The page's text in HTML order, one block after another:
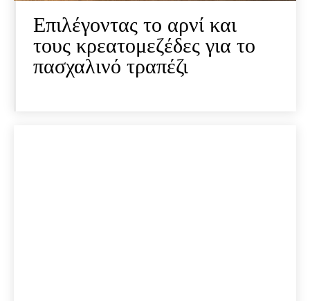
Επιλέγοντας το αρνί και
τους κρεατομεζέδες για το
πασχαλινό τραπέζι